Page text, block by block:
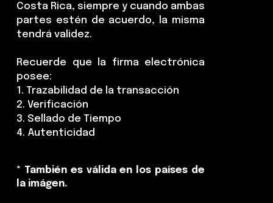
Costa Rica, siempre y cuando ambas
partes estén de acuerdo, la misma
tendrá validez.
Recuerde que la firma electrónica
posee:
1. Trazabilidad de la transacción
2. Verificación
3. Sellado de Tiempo
4. Autenticidad
* También es válida en los países de
la imágen.